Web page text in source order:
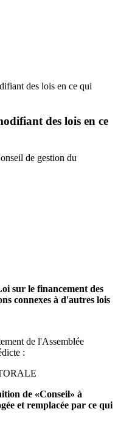
des lois en ce qui
des lois en ce
de gestion du
sur le financement des
connexes à d'autres lois
de l'Assemblée
:
de «Conseil» à
et remplacée par ce qui